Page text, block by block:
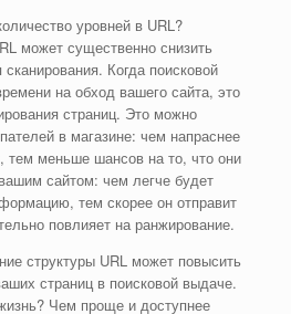
уровней в URL?
может существенно снизить
Когда поисковой
на обход вашего сайта, это
страниц. Это можно
в магазине: чем напраснее
меньше шансов на то, что они
сайтом: чем легче будет
тем скорее он отправит
повлияет на ранжирование.
структуры URL может повысить
страниц в поисковой выдаче.
Чем проще и доступнее